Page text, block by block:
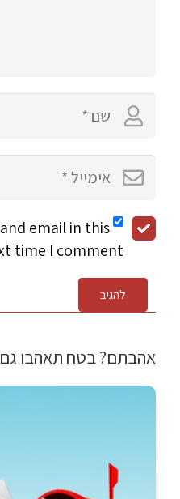
email in this
time I comment.
להגיב
אהבתם? בטח תאהבו